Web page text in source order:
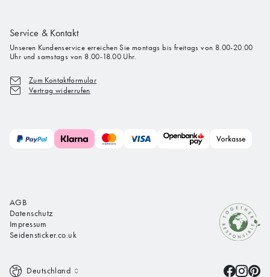
Service & Kontakt
Unseren Kundenservice erreichen Sie montags bis freitags von 8.00-20.00
Uhr und samstags von 8.00-18.00 Uhr.
Zum Kontaktformular
Vertrag widerrufen
AGB
Datenschutz
Impressum
Seidensticker.co.uk
Deutschland